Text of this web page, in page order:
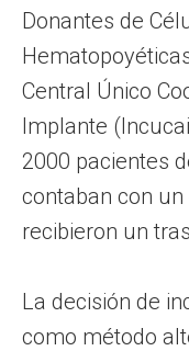
Donantes de
Central Único
Implante
2000 pacientes
contaban con
recibieron un
La decisión de
como método